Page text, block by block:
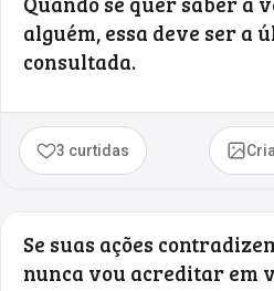
alguém, essa deve ser a
consultada.
3 curtidas
Se suas ações
nunca vou acreditar em